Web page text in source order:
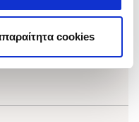
cookies